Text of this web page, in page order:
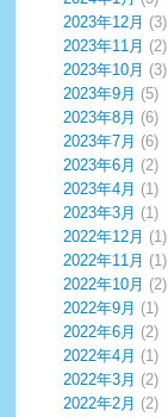
2023年12月 (3)
2023年11月 (2)
2023年10月 (3)
2023年9月 (5)
2023年8月 (6)
2023年7月 (6)
2023年6月 (2)
2023年4月 (1)
2023年3月 (1)
2022年12月 (1)
2022年11月 (1)
2022年10月 (2)
2022年9月 (1)
2022年6月 (2)
2022年4月 (1)
2022年3月 (2)
2022年2月 (2)